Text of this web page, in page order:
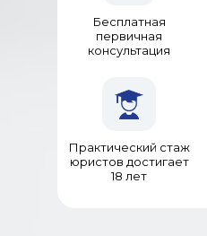
Бесплатная
первичная
консультация
Практический стаж
юристов достигает
18 лет